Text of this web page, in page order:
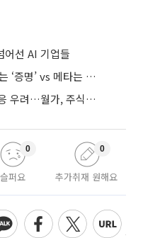
어선 AI 기업들
AI 투자에서 수익 경쟁으로⋯MS는 ‘증명’ vs 메타는 ‘숙제’
연준 금리 동결에 인플레 늦장 대응 우려…월가, 주식도 채권도 던졌다
슬퍼요
0
추가취재 원해요
0